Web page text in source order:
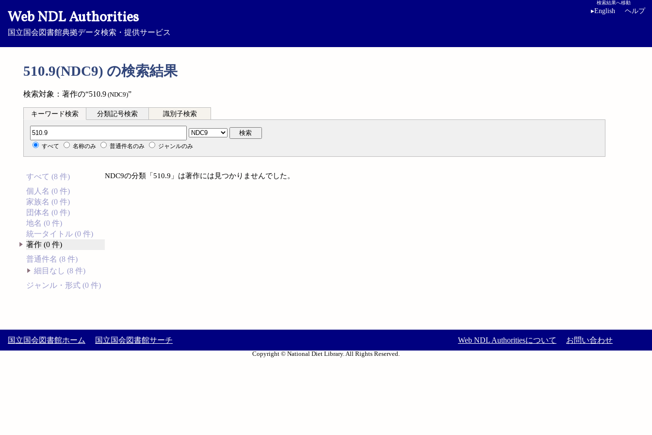
Web NDL Authorities
国立国会図書館典拠データ検索・提供サービス
検索結果へ移動
▸English ヘルプ
510.9(NDC9) の検索結果
検索対象：著作の“510.9 (NDC9)”
キーワード検索 分類記号検索 識別子検索
分類記号検索 検索
すべて 名称のみ 普通件名のみ ジャンルのみ
すべて (8 件)
個人名 (0 件)
家族名 (0 件)
団体名 (0 件)
地名 (0 件)
統一タイトル (0 件)
著作 (0 件)
普通件名 (8 件)
細目なし (8 件)
ジャンル・形式 (0 件)
NDC9の分類「510.9」は著作には見つかりませんでした。
国立国会図書館ホーム 国立国会図書館サーチ Web NDL Authoritiesについて お問い合わせ
Copyright © National Diet Library. All Rights Reserved.